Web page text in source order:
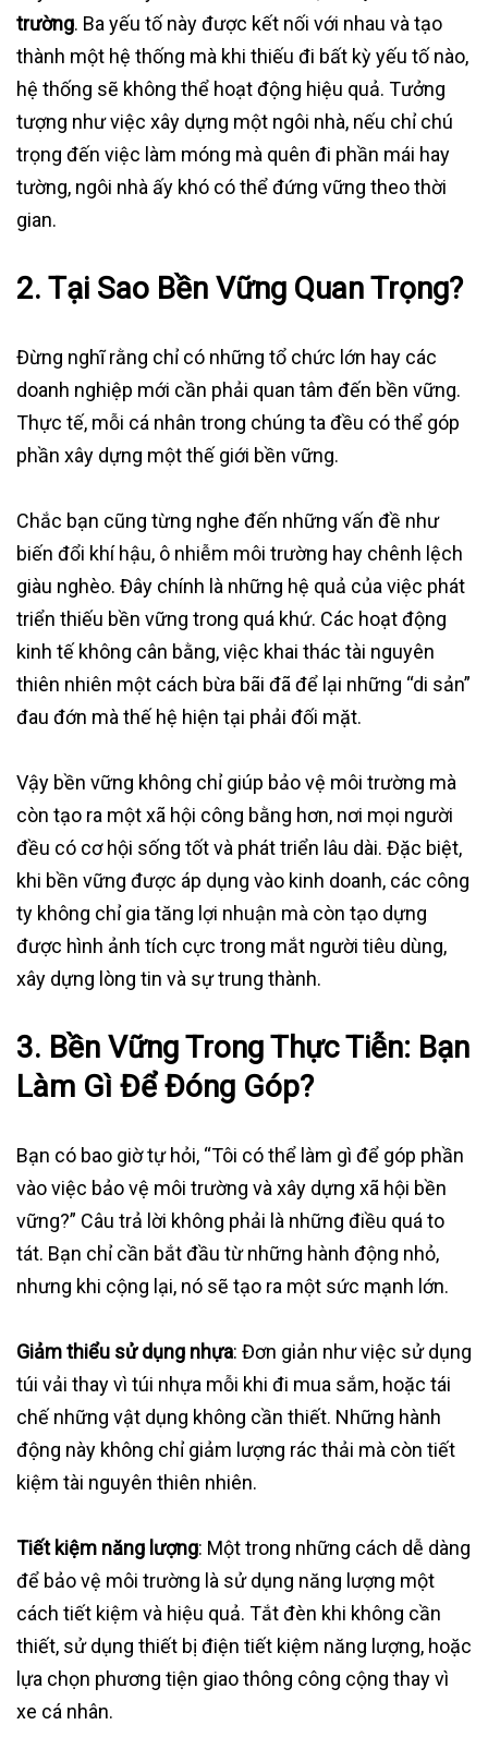
trường. Ba yếu tố này được kết nối với nhau và tạo
thành một hệ thống mà khi thiếu đi bất kỳ yếu tố nào,
hệ thống sẽ không thể hoạt động hiệu quả. Tưởng
tượng như việc xây dựng một ngôi nhà, nếu chỉ chú
trọng đến việc làm móng mà quên đi phần mái hay
tường, ngôi nhà ấy khó có thể đứng vững theo thời
gian.
2. Tại Sao Bền Vững Quan Trọng?
Đừng nghĩ rằng chỉ có những tổ chức lớn hay các
doanh nghiệp mới cần phải quan tâm đến bền vững.
Thực tế, mỗi cá nhân trong chúng ta đều có thể góp
phần xây dựng một thế giới bền vững.
Chắc bạn cũng từng nghe đến những vấn đề như
biến đổi khí hậu, ô nhiễm môi trường hay chênh lệch
giàu nghèo. Đây chính là những hệ quả của việc phát
triển thiếu bền vững trong quá khứ. Các hoạt động
kinh tế không cân bằng, việc khai thác tài nguyên
thiên nhiên một cách bừa bãi đã để lại những “di sản”
đau đớn mà thế hệ hiện tại phải đối mặt.
Vậy bền vững không chỉ giúp bảo vệ môi trường mà
còn tạo ra một xã hội công bằng hơn, nơi mọi người
đều có cơ hội sống tốt và phát triển lâu dài. Đặc biệt,
khi bền vững được áp dụng vào kinh doanh, các công
ty không chỉ gia tăng lợi nhuận mà còn tạo dựng
được hình ảnh tích cực trong mắt người tiêu dùng,
xây dựng lòng tin và sự trung thành.
3. Bền Vững Trong Thực Tiễn: Bạn
Làm Gì Để Đóng Góp?
Bạn có bao giờ tự hỏi, “Tôi có thể làm gì để góp phần
vào việc bảo vệ môi trường và xây dựng xã hội bền
vững?” Câu trả lời không phải là những điều quá to
tát. Bạn chỉ cần bắt đầu từ những hành động nhỏ,
nhưng khi cộng lại, nó sẽ tạo ra một sức mạnh lớn.
Giảm thiểu sử dụng nhựa: Đơn giản như việc sử dụng
túi vải thay vì túi nhựa mỗi khi đi mua sắm, hoặc tái
chế những vật dụng không cần thiết. Những hành
động này không chỉ giảm lượng rác thải mà còn tiết
kiệm tài nguyên thiên nhiên.
Tiết kiệm năng lượng: Một trong những cách dễ dàng
để bảo vệ môi trường là sử dụng năng lượng một
cách tiết kiệm và hiệu quả. Tắt đèn khi không cần
thiết, sử dụng thiết bị điện tiết kiệm năng lượng, hoặc
lựa chọn phương tiện giao thông công cộng thay vì
xe cá nhân.